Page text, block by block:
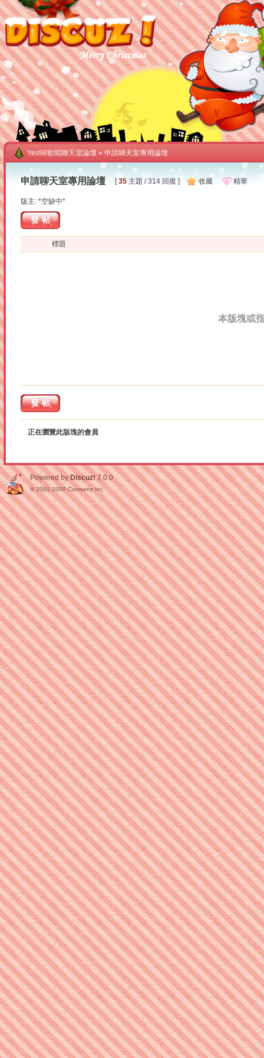
Yes98歌唱聊天室論壇 » 申請聊天室專用論壇
申請聊天室專用論壇 [35 主題 / 314 回復 ] 收藏 精華
版主: *空缺中*
發帖
標題
本版塊或
發帖
正在瀏覽此版塊的會員
Powered byDiscuz! 7.0.0
© 2001-2009Comsenz Inc.